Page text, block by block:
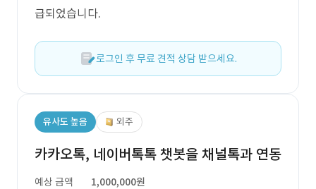
급되었습니다.
로그인 후 무료 견적 상담 받으세요.
유사도 높음 외주
카카오톡, 네이버톡톡 챗봇을 채널톡과 연동
예상 금액
1,000,000원